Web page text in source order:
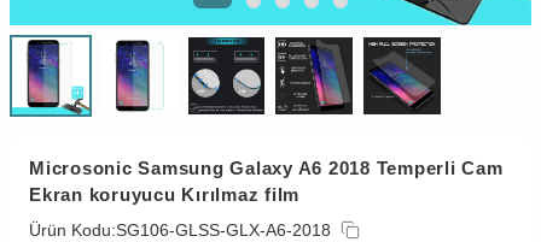
Microsonic Samsung Galaxy A6 2018 Temperli Cam
Ekran koruyucu Kırılmaz film
Ürün Kodu:SG106-GLSS-GLX-A6-2018